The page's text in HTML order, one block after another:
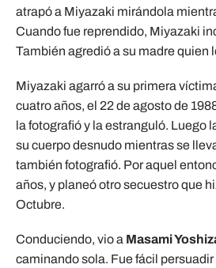
atrapó a Miyazaki mirándola
Cuando fue reprendido, Miyazaki
También agredió a su madre quien
Miyazaki agarró a su primera
cuatro años, el 22 de agosto de
la fotografió y la estranguló. Luego
su cuerpo desnudo mientras se
también fotografió. Por aquel
años, y planeó otro secuestro que
Octubre.
Conduciendo, vio a Masami
caminando sola. Fue fácil persuadir